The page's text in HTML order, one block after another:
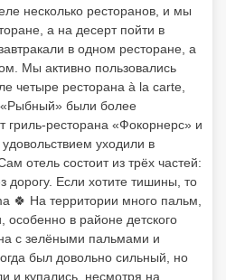
несколько ресторанов, и мы
а на десерт пойти в
в одном ресторане, а
Мы активно пользовались
четыре ресторана à la carte,
«Рыбный» были более
гриль-ресторана «Фокорнерс» и
уходили в
отель состоит из трёх частей:
дорогу. Если хотите тишины, то
🍀 На территории много пальм,
в районе детского
с зелёными пальмами и
был довольно сильный, но
и купались, несмотря на